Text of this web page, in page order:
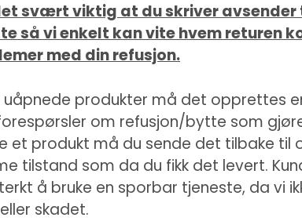
svært viktig at du skriver
så vi enkelt kan vite hvem returen
med din refusjon.
produkter må det opprettes
om refusjon/bytte som
et produkt må du sende det tilbake til
tilstand som da du fikk det levert.
å bruke en sporbar tjeneste, da vi
skadet.